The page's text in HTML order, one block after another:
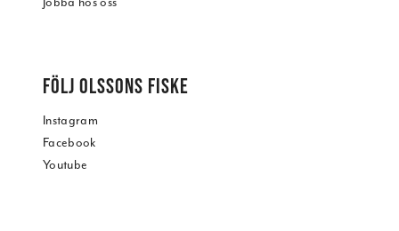
FÖLJ OLSSONS FISKE
Instagram
Facebook
Youtube